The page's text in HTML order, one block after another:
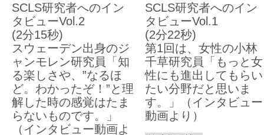
SCLS研究者へのイン
タビューVol.2
(2分15秒)
スウェーデン出身のジ
ャンモレン研究員「知
る楽しさや、”なるほ
ど。わかったぞ！”と理
解した時の感覚はたま
らないものです。」
（インタビュー動画よ
SCLS研究者へのイン
タビューVol.1
(2分22秒)
第1回は、女性の小林
千草研究員「もっと女
性にも進出してもらい
たい分野だと思いま
す。」（インタビュー
動画より）